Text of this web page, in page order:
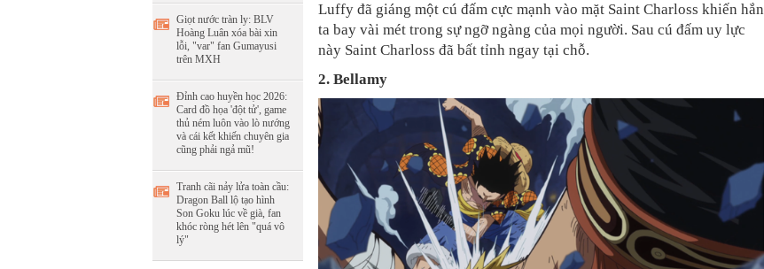
Giọt nước tràn ly: BLV
Hoàng Luân xóa bài xin
lỗi, "var" fan Gumayusi
trên MXH
Đỉnh cao huyền học 2026:
Card đồ họa 'đột tử', game
thủ ném luôn vào lò nướng
và cái kết khiến chuyên gia
cũng phải ngả mũ!
Tranh cãi nảy lửa toàn cầu:
Dragon Ball lộ tạo hình
Son Goku lúc về già, fan
khóc ròng hét lên "quá vô
lý"
Luffy đã giáng một cú đấm cực mạnh vào mặt Saint Charloss khiến hắn
ta bay vài mét trong sự ngỡ ngàng của mọi người. Sau cú đấm uy lực
này Saint Charloss đã bất tỉnh ngay tại chỗ.
2. Bellamy